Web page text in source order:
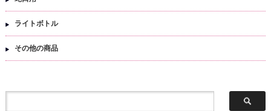
ライトボトル
その他の商品